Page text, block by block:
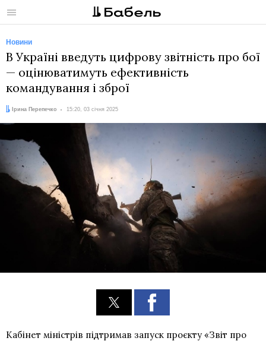
Меню
Новини
В Україні введуть цифрову звітність про бої
— оцінюватимуть ефективність
командування і зброї
Автор:
Ірина Перепечко
Дата: 15:20, 03 січня 2025
Кабінет міністрів підтримав запуск проєкту «Звіт про